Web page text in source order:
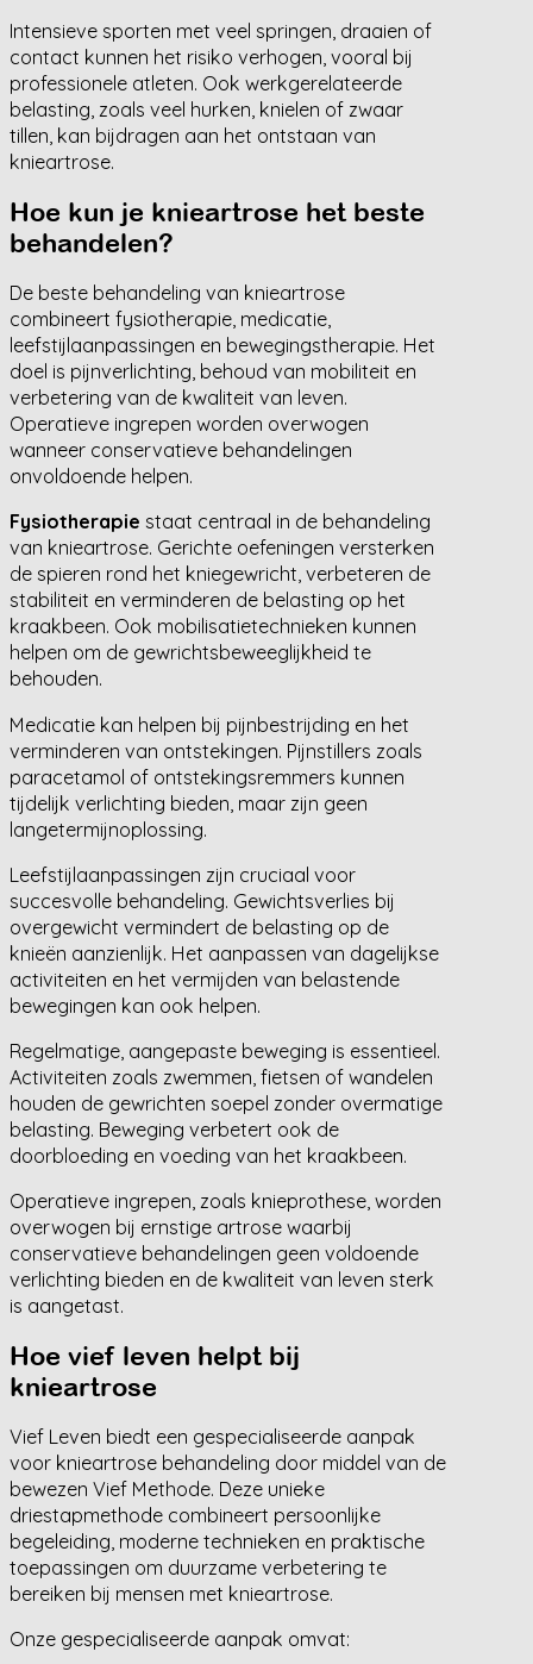
Intensieve sporten met veel springen, draaien of
contact kunnen het risiko verhogen, vooral bij
professionele atleten. Ook werkgerelateerde
belasting, zoals veel hurken, knielen of zwaar
tillen, kan bijdragen aan het ontstaan van
knieartrose.
Hoe kun je knieartrose het beste
behandelen?
De beste behandeling van knieartrose
combineert fysiotherapie, medicatie,
leefstijlaanpassingen en bewegingstherapie. Het
doel is pijnverlichting, behoud van mobiliteit en
verbetering van de kwaliteit van leven.
Operatieve ingrepen worden overwogen
wanneer conservatieve behandelingen
onvoldoende helpen.
Fysiotherapie staat centraal in de behandeling
van knieartrose. Gerichte oefeningen versterken
de spieren rond het kniegewricht, verbeteren de
stabiliteit en verminderen de belasting op het
kraakbeen. Ook mobilisatietechnieken kunnen
helpen om de gewrichtsbeweeglijkheid te
behouden.
Medicatie kan helpen bij pijnbestrijding en het
verminderen van ontstekingen. Pijnstillers zoals
paracetamol of ontstekingsremmers kunnen
tijdelijk verlichting bieden, maar zijn geen
langetermijnoplossing.
Leefstijlaanpassingen zijn cruciaal voor
succesvolle behandeling. Gewichtsverlies bij
overgewicht vermindert de belasting op de
knieën aanzienlijk. Het aanpassen van dagelijkse
activiteiten en het vermijden van belastende
bewegingen kan ook helpen.
Regelmatige, aangepaste beweging is essentieel.
Activiteiten zoals zwemmen, fietsen of wandelen
houden de gewrichten soepel zonder overmatige
belasting. Beweging verbetert ook de
doorbloeding en voeding van het kraakbeen.
Operatieve ingrepen, zoals knieprothese, worden
overwogen bij ernstige artrose waarbij
conservatieve behandelingen geen voldoende
verlichting bieden en de kwaliteit van leven sterk
is aangetast.
Hoe vief leven helpt bij
knieartrose
Vief Leven biedt een gespecialiseerde aanpak
voor knieartrose behandeling door middel van de
bewezen Vief Methode. Deze unieke
driestapmethode combineert persoonlijke
begeleiding, moderne technieken en praktische
toepassingen om duurzame verbetering te
bereiken bij mensen met knieartrose.
Onze gespecialiseerde aanpak omvat: